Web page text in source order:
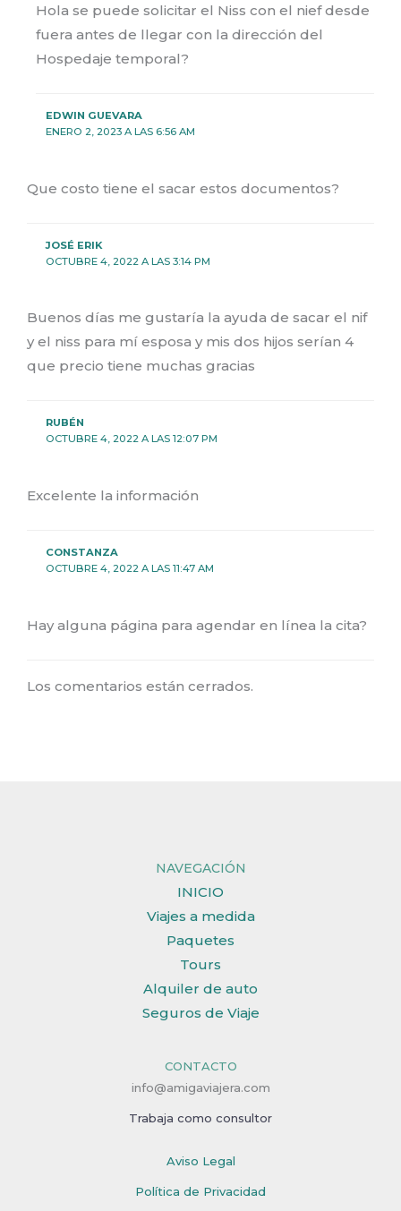
Hola se puede solicitar el Niss con el nief desde
fuera antes de llegar con la dirección del
Hospedaje temporal?
EDWIN GUEVARA
ENERO 2, 2023 A LAS 6:56 AM
Que costo tiene el sacar estos documentos?
JOSÉ ERIK
OCTUBRE 4, 2022 A LAS 3:14 PM
Buenos días me gustaría la ayuda de sacar el nif
y el niss para mí esposa y mis dos hijos serían 4
que precio tiene muchas gracias
RUBÉN
OCTUBRE 4, 2022 A LAS 12:07 PM
Excelente la información
CONSTANZA
OCTUBRE 4, 2022 A LAS 11:47 AM
Hay alguna página para agendar en línea la cita?
Los comentarios están cerrados.
NAVEGACIÓN
INICIO
Viajes a medida
Paquetes
Tours
Alquiler de auto
Seguros de Viaje
CONTACTO
info@amigaviajera.com
Trabaja como consultor
Aviso Legal
Política de Privacidad